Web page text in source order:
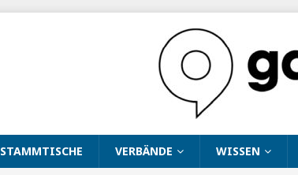
STAMMTISCHE VERBÄNDE WISSEN